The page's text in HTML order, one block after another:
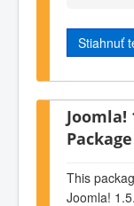
Stiahnuť
Joomla!
This
Joomla!